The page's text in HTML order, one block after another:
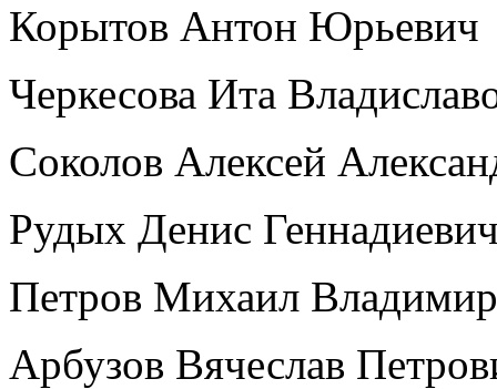
Корытов Антон Юрьевич
Черкесова Ита
Соколов Алексей
Рудых Денис
Петров Михаил
Арбузов Вячеслав